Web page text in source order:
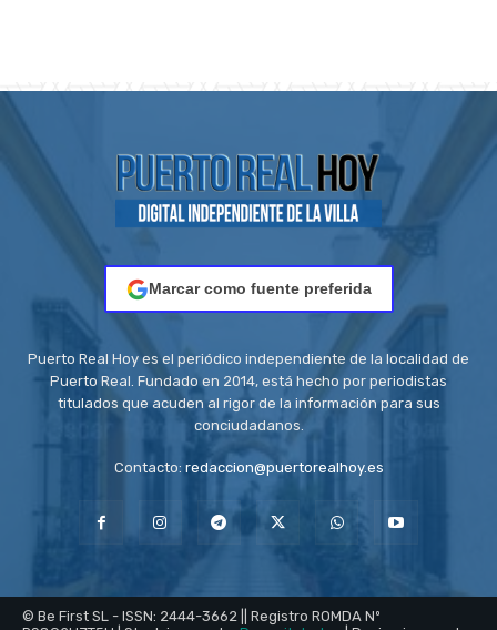
Marcar como fuente preferida
Puerto Real Hoy es el periódico independiente de la localidad de
Puerto Real. Fundado en 2014, está hecho por periodistas
titulados que acuden al rigor de la información para sus
conciudadanos.
Contacto: redaccion@puertorealhoy.es
© Be First SL - ISSN: 2444-3662 || Registro ROMDA Nº